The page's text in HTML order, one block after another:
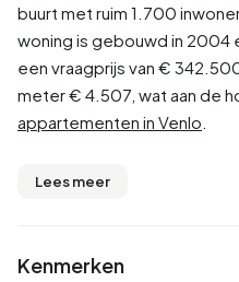
buurt met ruim 1.700
woning is gebouwd in 2004
een vraagprijs van €
meter € 4.507, wat aan de
appartementen in Venlo
Lees meer
Kenmerken